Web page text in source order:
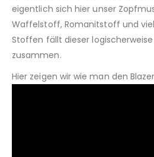
eigentlich sich hier unser
Waffelstoff, Romanitstoff und
Stoffen fällt dieser
zusammen.
Hier zeigen wir wie man den